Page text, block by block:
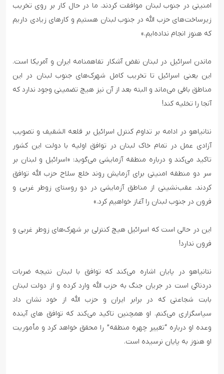
امنیتی در جنوب لبنان موافقت کردند. ما در حال کار بر روی تخریب
زیرساخت‌های حزب الله در جنوب لبنان هستیم و کارهای زیادی داریم
که هنوز انجام نداده‌ایم.»
ماندن اسرائیل در لبنان نقض آشکار تفاهمنامه ایران و آمریکا است.
این یعنی اسرائیل تا تخریب کامل شهرک‌های جنوب لبنان در این
مناطق باقی می‌ماند و البته بعد از آن نیز هیچ تضمینی وجود ندارد که
آنجا را تخلیه کند!
نتانیاهو در ادامه بر تداوم کنترل اسرائیل بر قلعه الشقیف و تصویب
آزادی عمل در تمام خاک لبنان در توافق اولیه با دولت این کشور
تاکید می‌کند و درباره منطقه آزمایشی می‌گوید: «اسرائیل و لبنان بر
سر دو منطقه امنیتی برای آزمایش روند خلع سلاح حزب الله توافق
کردند. عقب‌نشینی از مناطق آزمایشی در دو روستای زوطر غربی و
فرون در جنوب لبنان را آغاز خواهیم کرد.»
این در حالی است که اسرائیل هیچ کنترلی بر شهرک‌های زوطر غربی و
فرون ندارد!
نتانیاهو در پایان اشاره می‌کند که توافق با لبنان نتیجه ضربات
دردناکی است در جریان جنگ به حزب الله وارد کرده و از دولت لبنان
بابت شجاعتی که در برابر ایران و حزب الله از خود نشان داد
سپاسگزاری می‌کنم. او همچنین تاکید می‌کند که توافق های آینده
وعده او درباره “تغییر چهره منطقه” را محقق خواهد کرد و مأموریت
او هنوز به پایان نرسیده است.